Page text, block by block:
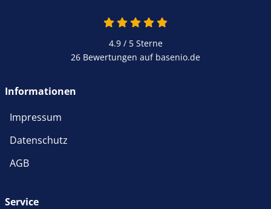
4.9 / 5Sterne
26 Bewertungen auf basenio.de
Informationen
Impressum
Datenschutz
AGB
Service